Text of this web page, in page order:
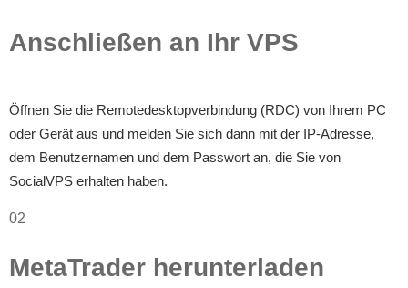
Anschließen an Ihr VPS
Öffnen Sie die Remotedesktopverbindung (RDC) von Ihrem PC
oder Gerät aus und melden Sie sich dann mit der IP-Adresse,
dem Benutzernamen und dem Passwort an, die Sie von
SocialVPS erhalten haben.
02
MetaTrader herunterladen